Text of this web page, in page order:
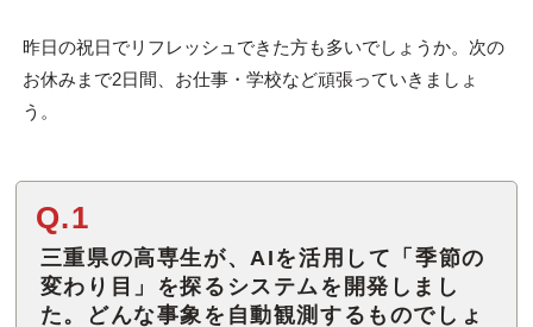
昨日の祝日でリフレッシュできた方も多いでしょうか。次の
お休みまで2日間、お仕事・学校など頑張っていきましょ
う。
Q.1
三重県の高専生が、AIを活用して「季節の
変わり目」を探るシステムを開発しまし
た。どんな事象を自動観測するものでしょ